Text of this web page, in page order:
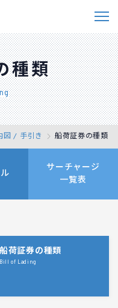
タ
イン
種類
図 / 手引き 船荷証券の種類
サーチャージ
一覧表
船荷証券の種類
Bill of Lading